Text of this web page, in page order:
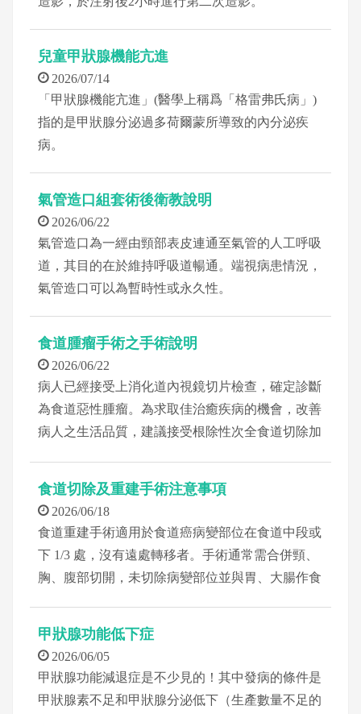
兒童甲狀腺機能亢進
2026/07/14
「甲狀腺機能亢進」(醫學上稱爲「格雷弗氏病」)
指的是甲狀腺分泌過多荷爾蒙所導致的內分泌疾
病。
氣管造口組套術後衛教說明
2026/06/22
氣管造口為一經由頸部表皮連通至氣管的人工呼吸
道，其目的在於維持呼吸道暢通。端視病患情況，
氣管造口可以為暫時性或永久性。
食道腫瘤手術之手術說明
2026/06/22
病人已經接受上消化道內視鏡切片檢查，確定診斷
為食道惡性腫瘤。為求取佳治癒疾病的機會，改善
病人之生活品質，建議接受根除性次全食道切除加
食道切除及重建手術注意事項
2026/06/18
食道重建手術適用於食道癌病變部位在食道中段或
下 1/3 處，沒有遠處轉移者。手術通常需合併頸、
胸、腹部切開，未切除病變部位並與胃、大腸作食
甲狀腺功能低下症
2026/06/05
甲狀腺功能減退症是不少見的！其中發病的條件是
甲狀腺素不足和甲狀腺分泌低下（生產數量不足的